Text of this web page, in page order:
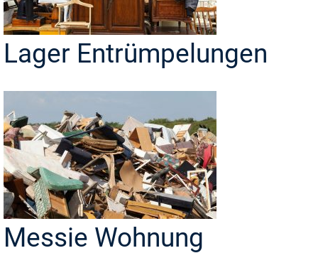
Lager Entrümpelungen
Messie Wohnung